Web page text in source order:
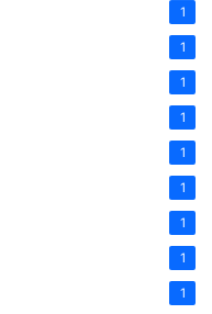
1
1
1
1
1
1
1
1
1